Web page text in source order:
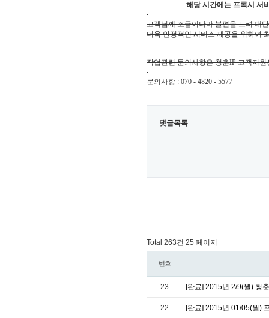
해당 시간에는 프록시 서
고객님께 조금이나마 불편을 드려 대
더욱 안정적인 서비스 제공을 위하여
작업관련 문의사항은 청춘IP고객지원
문의사항: 070 - 4820 - 5577
댓글목록
Total 263건 25 페이지
번호
23 [완료] 2015년 2/9(월) 청
22 [완료] 2015년 01/05(월)